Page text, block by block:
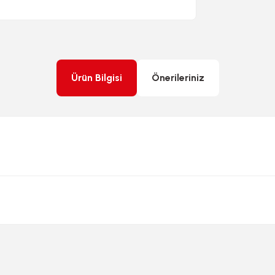
Ürün Bilgisi Önerileriniz